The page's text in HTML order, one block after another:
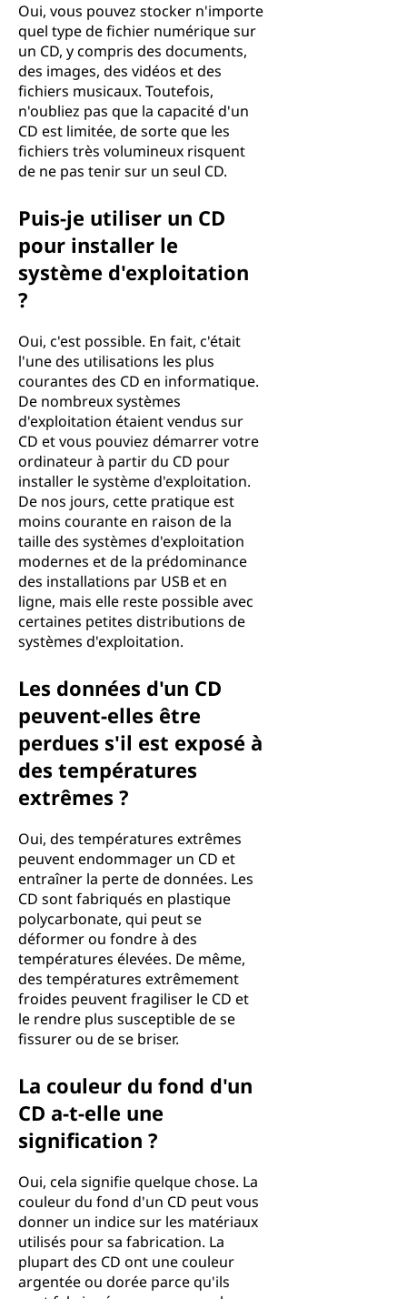
Oui, vous pouvez stocker n'importe
quel type de fichier numérique sur
un CD, y compris des documents,
des images, des vidéos et des
fichiers musicaux. Toutefois,
n'oubliez pas que la capacité d'un
CD est limitée, de sorte que les
fichiers très volumineux risquent
de ne pas tenir sur un seul CD.
Puis-je utiliser un CD
pour installer le
système d'exploitation
?
Oui, c'est possible. En fait, c'était
l'une des utilisations les plus
courantes des CD en informatique.
De nombreux systèmes
d'exploitation étaient vendus sur
CD et vous pouviez démarrer votre
ordinateur à partir du CD pour
installer le système d'exploitation.
De nos jours, cette pratique est
moins courante en raison de la
taille des systèmes d'exploitation
modernes et de la prédominance
des installations par USB et en
ligne, mais elle reste possible avec
certaines petites distributions de
systèmes d'exploitation.
Les données d'un CD
peuvent-elles être
perdues s'il est exposé à
des températures
extrêmes ?
Oui, des températures extrêmes
peuvent endommager un CD et
entraîner la perte de données. Les
CD sont fabriqués en plastique
polycarbonate, qui peut se
déformer ou fondre à des
températures élevées. De même,
des températures extrêmement
froides peuvent fragiliser le CD et
le rendre plus susceptible de se
fissurer ou de se briser.
La couleur du fond d'un
CD a-t-elle une
signification ?
Oui, cela signifie quelque chose. La
couleur du fond d'un CD peut vous
donner un indice sur les matériaux
utilisés pour sa fabrication. La
plupart des CD ont une couleur
argentée ou dorée parce qu'ils